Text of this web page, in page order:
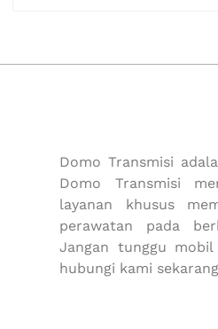
Domo Transmisi
Domo Transmisi
layanan khusus
perawatan pada
Jangan tunggu mobil
hubungi kami